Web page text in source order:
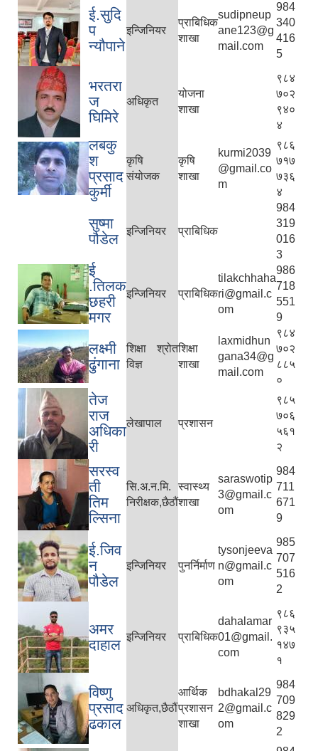
ई.सुदि
प
न्यौपाने
इन्जिनियर
प्राबिधिक
शाखा
sudipneup
ane123@g
mail.com
984
340
416
5
भरतरा
ज
घिमिरे
अधिकृत
योजना
शाखा
९८४
७०२
९४०
४
लबकु
श
प्रसाद
कुर्मी
कृषि
संयोजक
कृषि
शाखा
kurmi2039
@gmail.co
m
९८६
७१७
७३६
४
सुष्मा
पौडेल
इन्जिनियर प्राबिधिक
984
319
016
3
ई
.तिलक
छहरी
मगर
इन्जिनियर प्राबिधिक
tilakchhaha
ri@gmail.c
om
986
718
551
9
लक्ष्मी
ढुंगाना
शिक्षा श्रोत
विज्ञ
शिक्षा
शाखा
laxmidhun
gana34@g
mail.com
९८४
७०२
८८५
०
तेज
राज
अधिका
री
लेखापाल प्रशासन
९८५
७०६
५६१
२
सरस्व
ती
तिम
ल्सिना
सि.अ.न.मि.
निरीक्षक,छैठौं
स्वास्थ्य
शाखा
saraswotip
3@gmail.c
om
984
711
671
9
ई.जिव
न
पौडेल
इन्जिनियर पुनर्निर्माण
tysonjeeva
n@gmail.c
om
985
707
516
2
अमर
दाहाल इन्जिनियर प्राबिधिक
dahalamar
01@gmail.
com
९८६
९३५
१४७
१
विष्णु
प्रसाद
ढकाल
अधिकृत,छैठौं
आर्थिक
प्रशासन
शाखा
bdhakal29
2@gmail.c
om
984
709
829
2